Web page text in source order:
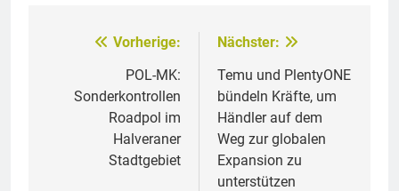
Beitragsnavigation
Vorherige:
POL-MK:
Sonderkontrollen
Roadpol im
Halveraner
Stadtgebiet
Nächster:
Temu und PlentyONE
bündeln Kräfte, um
Händler auf dem
Weg zur globalen
Expansion zu
unterstützen